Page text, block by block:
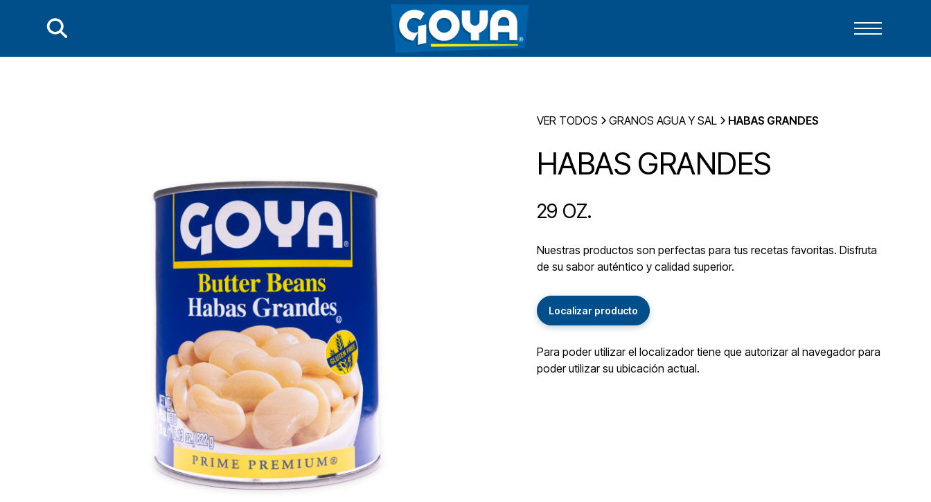
VER TODOS GRANOS AGUA Y SAL HABAS GRANDES
HABAS GRANDES
29 OZ.
Nuestras productos son perfectas para tus recetas favoritas. Disfruta
de su sabor auténtico y calidad superior.
Localizar producto
Para poder utilizar el localizador tiene que autorizar al navegador para
poder utilizar su ubicación actual.